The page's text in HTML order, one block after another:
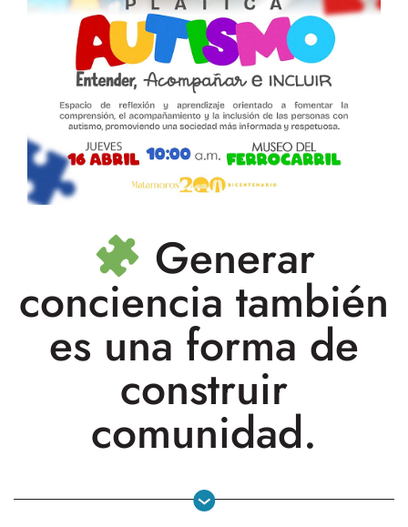
Generar
conciencia también
es una forma de
construir
comunidad.